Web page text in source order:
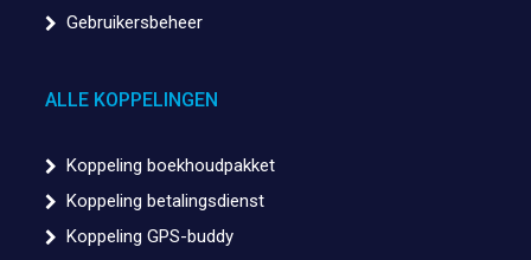
Gebruikersbeheer
ALLE KOPPELINGEN
Koppeling boekhoudpakket
Koppeling betalingsdienst
Koppeling GPS-buddy